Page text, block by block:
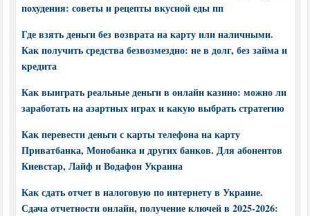
похудения: советы и рецепты вкусной еды пп
Где взять деньги без возврата на карту или наличными.
Как получить средства безвозмездно: не в долг, без займа и
кредита
Как выиграть реальные деньги в онлайн казино: можно ли
заработать на азартных играх и какую выбрать стратегию
Как перевести деньги с карты телефона на карту
Приватбанка, Монобанка и других банков. Для абонентов
Киевстар, Лайф и Водафон Украина
Как сдать отчет в налоговую по интернету в Украине.
Сдача отчетности онлайн, получение ключей в 2025-2026: